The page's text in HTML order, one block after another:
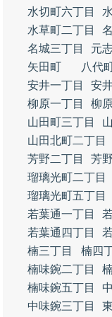
水切町六丁目
水草町二丁目
名城三丁目
元
矢田町
八代
安井一丁目
安
柳原一丁目
柳
山田町三丁目
山田北町二丁目
芳野二丁目
芳
瑠璃光町二丁目
瑠璃光町五丁目
若葉通一丁目
若葉通四丁目
楠三丁目
楠四
楠味鋺二丁目
楠味鋺五丁目
中味鋺三丁目